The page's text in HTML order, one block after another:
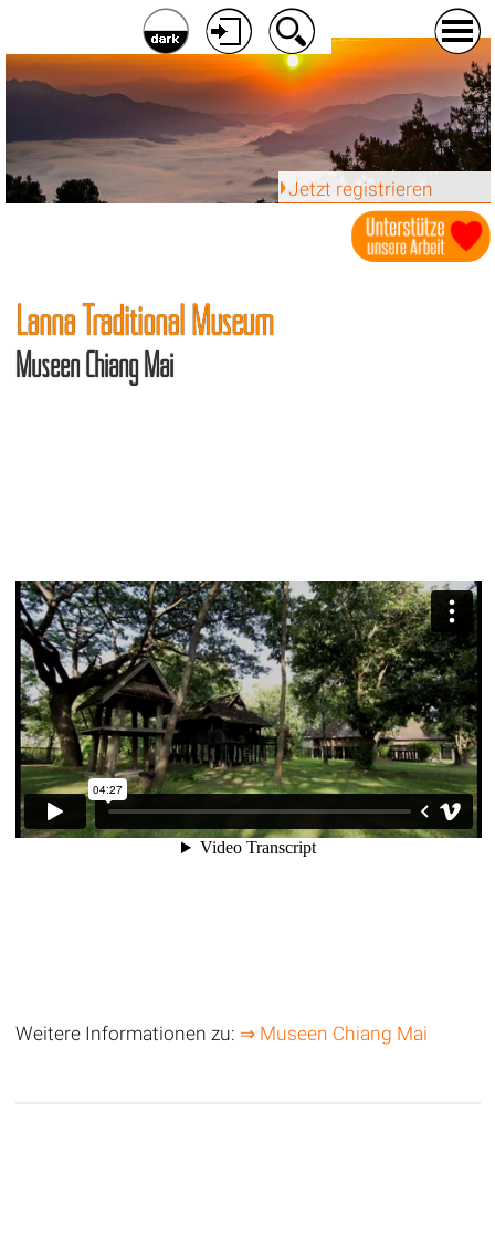
Jetzt registrieren
Lanna Traditional Museum
Museen Chiang Mai
Weitere Informationen zu: ⇒ Museen Chiang Mai